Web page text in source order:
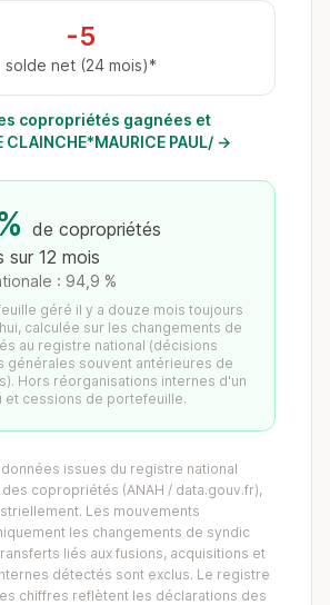
-5
solde net (24 mois)*
copropriétés gagnées et
PAUL/ →
de copropriétés
sur 12 mois
: 94,9 %
géré il y a douze mois toujours
calculée sur les changements de
au registre national (décisions
générales souvent antérieures de
Hors réorganisations internes d'un
et cessions de portefeuille.
issues du registre national
copropriétés (ANAH / data.gouv.fr),
Les mouvements
les changements de syndic
liés aux fusions, acquisitions et
détectés sont exclus. Le registre
chiffres reflètent les déclarations des